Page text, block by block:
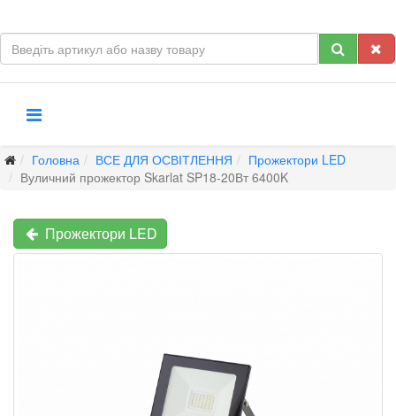
Головна ВСЕ ДЛЯ ОСВІТЛЕННЯ
Прожектори LED
Вуличний прожектор Skarlat SP18-20Вт 6400K
Прожектори LED